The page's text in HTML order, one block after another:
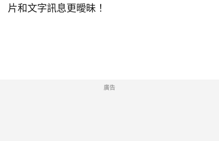
片和文字訊息更曖昧！
廣告